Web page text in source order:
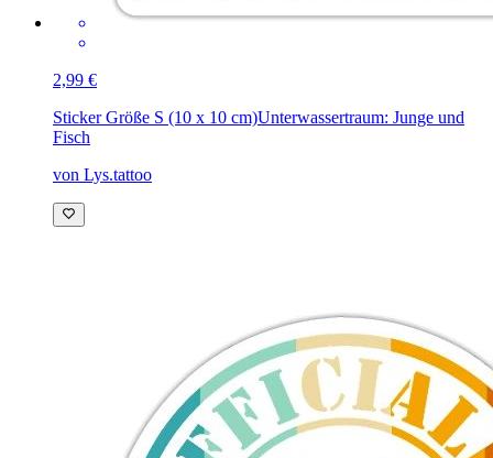
2,99 €
Sticker Größe S (10 x 10 cm)Unterwassertraum: Junge und
Fisch
von Lys.tattoo